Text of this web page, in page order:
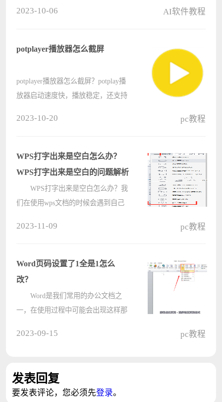
显卡需求 最低要求 显????
2023-10-06 AI软件教程
potplayer播放器怎么截屏
potplayer播放器怎么截屏？potplay播
放器启动速度快，播放稳定，还支持
欢的画面要怎么进行截屏操作呢？
2023-10-20 pc教程
WPS打字出来是空白怎么办？
WPS打字出来是空白的问题解析
WPS打字出来是空白怎么办？我
们在使用wps文档的时候会遇到自己
字出来是空白的问题解析吧。
WPS打????
2023-11-09 pc教程
Word页码设置了1全是1怎么
改？
Word是我们常用的办公文档之
一，在使用过程中可能会出现这样那
改方法????
2023-09-15 pc教程
发表回复
要发表评论，您必须先登录。